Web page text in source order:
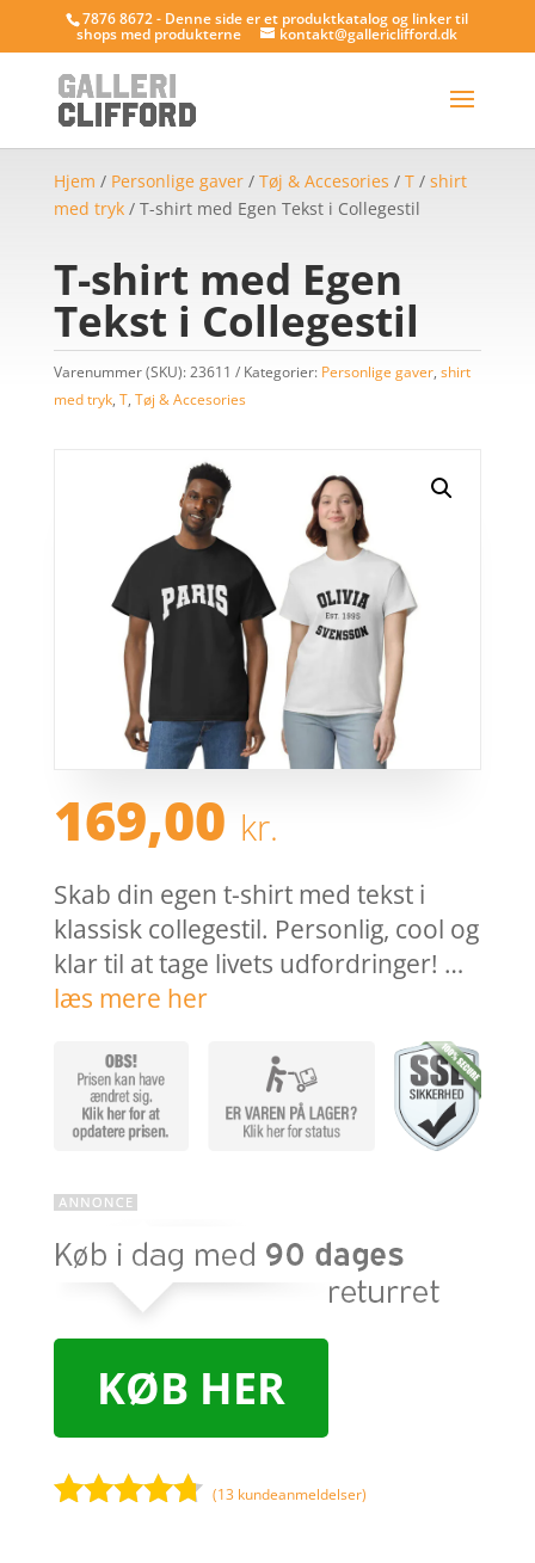
7876 8672 - Denne side er et produktkatalog og linker til
shops med produkterne kontakt@gallericlifford.dk
Hjem / Personlige gaver/ Tøj & Accesories / T/ shirt
med tryk/ T-shirt med Egen Tekst i Collegestil
T-shirt med Egen
Tekst i Collegestil
Varenummer (SKU):23611 Kategorier: Personlige gaver, shirt
med tryk, T, Tøj & Accesories
169,00 kr.
Skab din egen t-shirt med tekst i
klassisk collegestil. Personlig, cool og
klar til at tage livets udfordringer! …
læs mere her
KØB HER
(13 kundeanmeldelser)